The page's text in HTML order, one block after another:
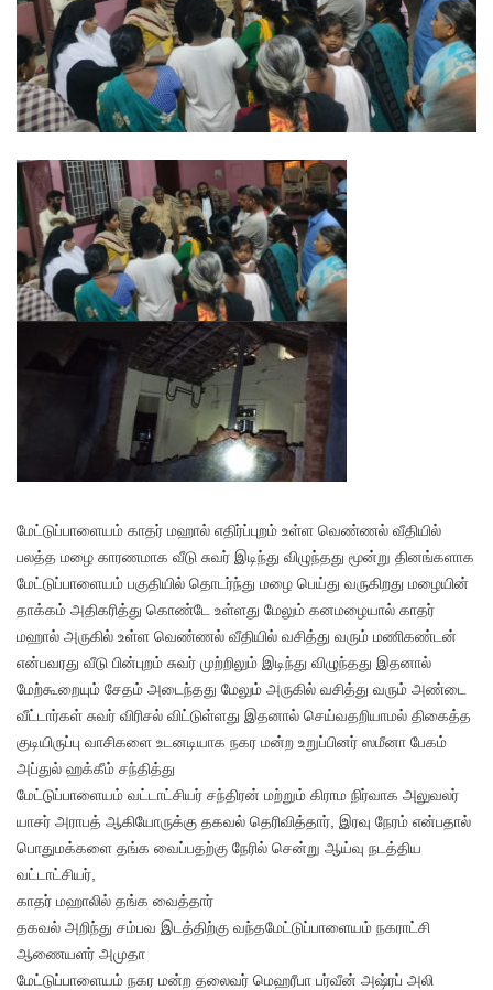
மேட்டுப்பாளையம் காதர் மஹால் எதிர்ப்புறம் உள்ள வெண்ணல் வீதியில்
பலத்த மழை காரணமாக வீடு சுவர் இடிந்து விழுந்தது மூன்று தினங்களாக
மேட்டுப்பாளையம் பகுதியில் தொடர்ந்து மழை பெய்து வருகிறது மழையின்
தாக்கம் அதிகரித்து கொண்டே உள்ளது மேலும் கனமழையால் காதர்
மஹால் அருகில் உள்ள வெண்ணல் வீதியில் வசித்து வரும் மணிகண்டன்
என்பவரது வீடு பின்புறம் சுவர் முற்றிலும் இடிந்து விழுந்தது இதனால்
மேற்கூறையும் சேதம் அடைந்தது மேலும் அருகில் வசித்து வரும் அண்டை
வீட்டார்கள் சுவர் விரிசல் விட்டுள்ளது இதனால் செய்வதறியாமல் திகைத்த
குடியிருப்பு வாசிகளை உடனடியாக நகர மன்ற உறுப்பினர் ஸமீனா பேகம்
அப்துல் ஹக்கீம் சந்தித்து
மேட்டுப்பாளையம் வட்டாட்சியர் சந்திரன் மற்றும் கிராம நிர்வாக அலுவலர்
யாசர் அராபத் ஆகியோருக்கு தகவல் தெரிவித்தார், இரவு நேரம் என்பதால்
பொதுமக்களை தங்க வைப்பதற்கு நேரில் சென்று ஆய்வு நடத்திய
வட்டாட்சியர்,
காதர் மஹாலில் தங்க வைத்தார்
தகவல் அறிந்து சம்பவ இடத்திற்கு வந்தமேட்டுப்பாளையம் நகராட்சி
ஆணையளர் அமுதா
மேட்டுப்பாளையம் நகர மன்ற தலைவர் மெஹரீபா பர்வீன் அஷ்ரப் அலி